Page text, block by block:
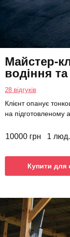
Майстер-
водіння
28 відгуків
Клієнт опанує
на підготовленому
10000 грн 1 люд.
Купити для